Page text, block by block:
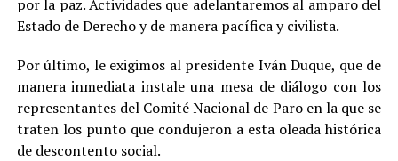
por la paz. Actividades que adelantaremos al amparo del
Estado de Derecho y de manera pacífica y civilista.
Por último, le exigimos al presidente Iván Duque, que de
manera inmediata instale una mesa de diálogo con los
representantes del Comité Nacional de Paro en la que se
traten los punto que condujeron a esta oleada histórica
de descontento social.